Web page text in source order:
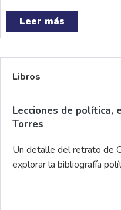
Leer más
Libros
Lecciones de política,
Torres
Un detalle del retrato de
explorar la bibliografía